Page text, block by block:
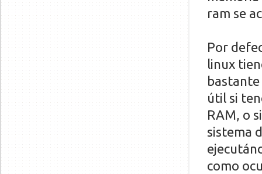
ram se
Por
linux
útil si
RAM, o
sistema
como